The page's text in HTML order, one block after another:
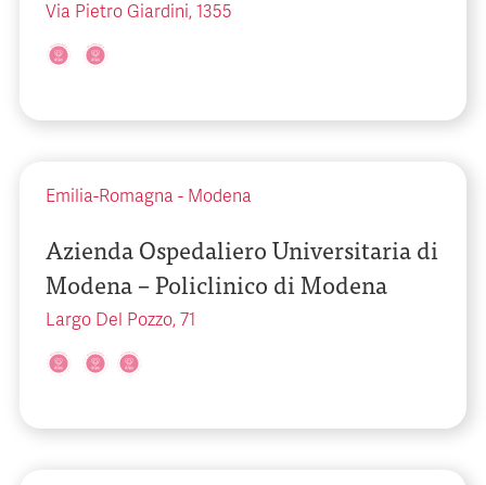
Via Pietro Giardini, 1355
Emilia-Romagna - Modena
Azienda Ospedaliero Universitaria di
Modena – Policlinico di Modena
Largo Del Pozzo, 71